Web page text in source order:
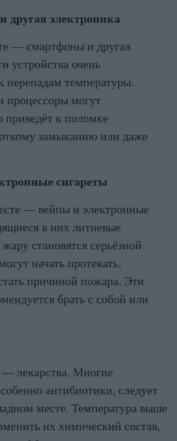
электроника
— смартфоны и другая
устройства очень
перепадам температуры.
процессоры могут
приведёт к поломке
замыканию или даже
сигареты
— вейпы и электронные
в них литиевые
становятся серьёзной
начать протекать,
причиной пожара. Эти
брать с собой или
лекарства. Многие
антибиотики, следует
месте. Температура выше
их химический состав,